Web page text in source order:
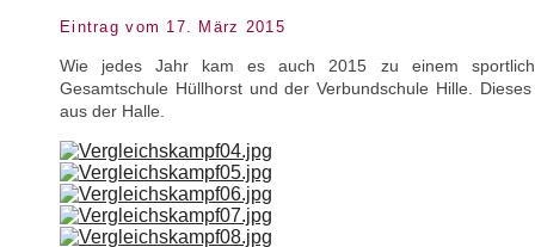
Eintrag vom 17. März 2015
Wie jedes Jahr kam es auch 2015 zu einem
Gesamtschule Hüllhorst und der Verbundschule Hille.
aus der Halle.